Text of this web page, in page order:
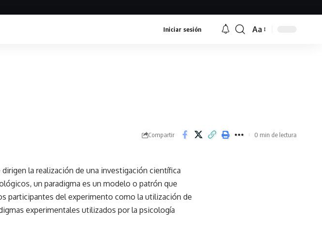
Iniciar sesión
Font
Aa
Compartir 0 min de lectura
la realización de una investigación científica
un paradigma es un modelo o patrón que
participantes del experimento como la utilización de
experimentales utilizados por la psicología